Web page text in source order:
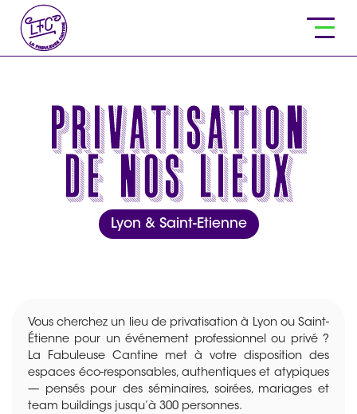
Privatisation
de nos lieux
Lyon & Saint-Etienne
Vous cherchez un lieu de privatisation à Lyon ou Saint-
Étienne pour un événement professionnel ou privé ?
La Fabuleuse Cantine met à votre disposition des
espaces éco-responsables, authentiques et atypiques
— pensés pour des séminaires, soirées, mariages et
team buildings jusqu’à 300 personnes.